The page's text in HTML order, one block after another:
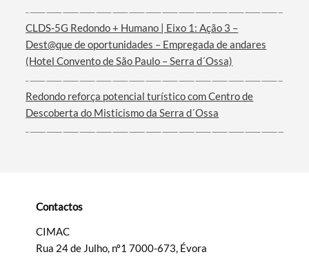
Categorias gerais
Filtros
CLDS-5G Redondo + Humano | Eixo 1: Ação 3 –
Dest@que de oportunidades – Empregada de andares
(Hotel Convento de São Paulo – Serra d´Ossa)
Redondo reforça potencial turístico com Centro de
Descoberta do Misticismo da Serra d´Ossa
Contactos
CIMAC
Rua 24 de Julho, nº1 7000-673, Évora